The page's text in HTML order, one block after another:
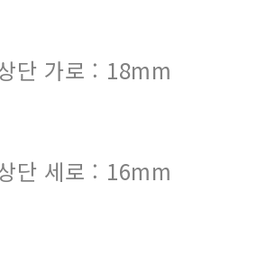
단 가로 : 18mm
단 세로 : 16mm